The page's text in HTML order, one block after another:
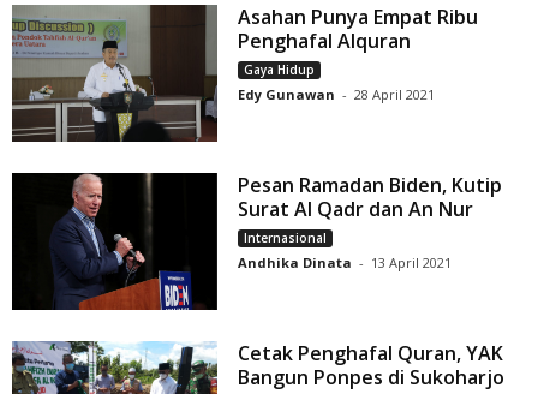
Asahan Punya Empat Ribu
Penghafal Alquran
Gaya Hidup
Edy Gunawan - 28 April 2021
Pesan Ramadan Biden, Kutip
Surat Al Qadr dan An Nur
Internasional
Andhika Dinata - 13 April 2021
Cetak Penghafal Quran, YAK
Bangun Ponpes di Sukoharjo